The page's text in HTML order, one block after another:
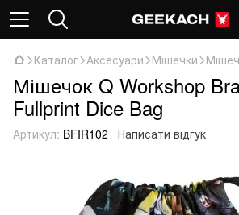
Каталог Аксесуари Мішечки
Мішечок Q Workshop
Fullprint Dice Bag
Артикул: BFIR102 Написати відгук